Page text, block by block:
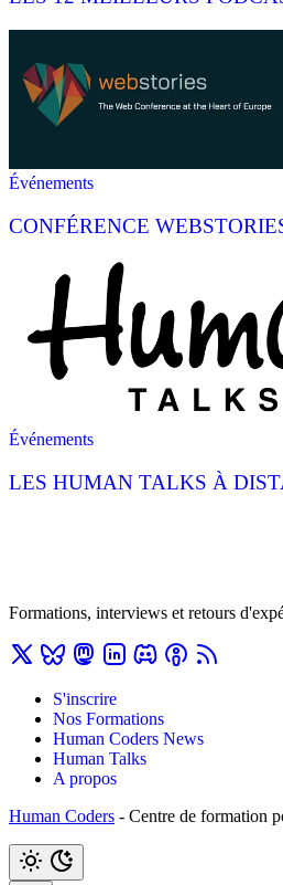
Événements
CONFÉRENCE
Événements
LES HUMAN TALKS À
Formations, interviews et retours
S'inscrire
Nos Formations
Human Coders News
Human Talks
A propos
Human Coders - Centre de formation